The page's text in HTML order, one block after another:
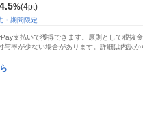
4.5%(4pt)
・期間限定
支払いで獲得できます。原則として税抜
与率が少ない場合があります。詳細は内訳か